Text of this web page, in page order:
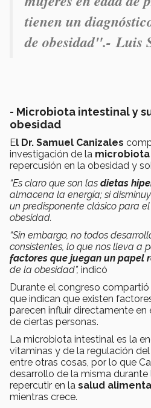
tienen un
de obesidad".-Luis
- Microbiota intestinal y
obesidad
El Dr. Samuel Canizales
investigación de la
repercusión en la obesidad y
“Es claro que son las dietas
almacena la energía; si
un predisponente clásico para
obesidad.
“Sin embargo, no todos
consistentes, lo que nos lleva a
factores que juegan un papel
de la obesidad”, indicó
Durante el congreso
que indican que existen
parecen influir directamente
de ciertas personas.
La microbiota intestinal es la
vitaminas y de la regulación
entre otras cosas, por lo que
desarrollo de la misma durante
repercutir en la salud
mientras crece.